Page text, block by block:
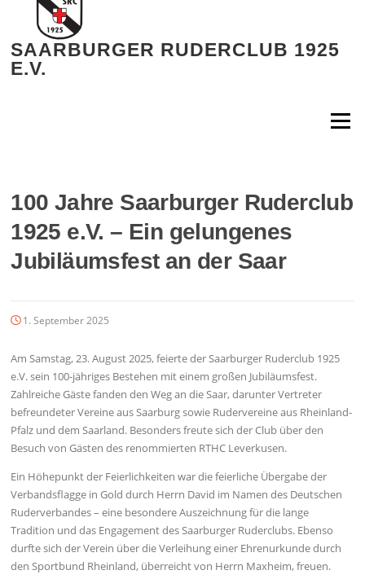
springen
SAARBURGER RUDERCLUB 1925
E.V.
Menü
100 Jahre Saarburger Ruderclub
1925 e.V. – Ein gelungenes
Jubiläumsfest an der Saar
1. September 2025
Am Samstag, 23. August 2025, feierte der Saarburger Ruderclub 1925
e.V. sein 100-jähriges Bestehen mit einem großen Jubiläumsfest.
Zahlreiche Gäste fanden den Weg an die Saar, darunter Vertreter
befreundeter Vereine aus Saarburg sowie Rudervereine aus Rheinland-
Pfalz und dem Saarland. Besonders freute sich der Club über den
Besuch von Gästen des renommierten RTHC Leverkusen.
Ein Höhepunkt der Feierlichkeiten war die feierliche Übergabe der
Verbandsflagge in Gold durch Herrn David im Namen des Deutschen
Ruderverbandes – eine besondere Auszeichnung für die lange
Tradition und das Engagement des Saarburger Ruderclubs. Ebenso
durfte sich der Verein über die Verleihung einer Ehrenurkunde durch
den Sportbund Rheinland, überreicht von Herrn Maxheim, freuen.